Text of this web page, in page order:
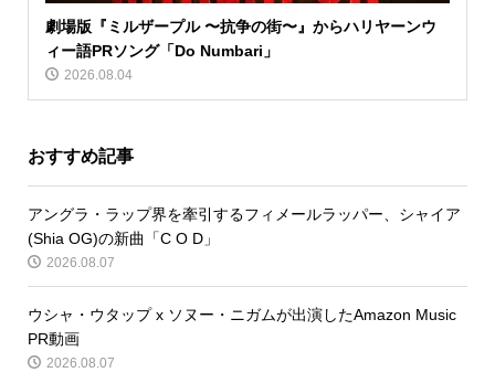
劇場版『ミルザープル 〜抗争の街〜』からハリヤーンウ
ィー語PRソング「Do Numbari」
2026.08.04
おすすめ記事
アングラ・ラップ界を牽引するフィメールラッパー、シャイア
(Shia OG)の新曲「C O D」
2026.08.07
ウシャ・ウタップ x ソヌー・ニガムが出演したAmazon Music
PR動画
2026.08.07